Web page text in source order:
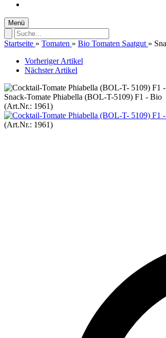
Menü
Startseite » Tomaten » Bio Tomaten Saatgut »
Vorheriger Artikel
Nächster Artikel
Snack-Tomate Phiabella (BOL-T-5109) F1 - Bio
(Art.Nr.: 1961)
(Art.Nr.: 1961)